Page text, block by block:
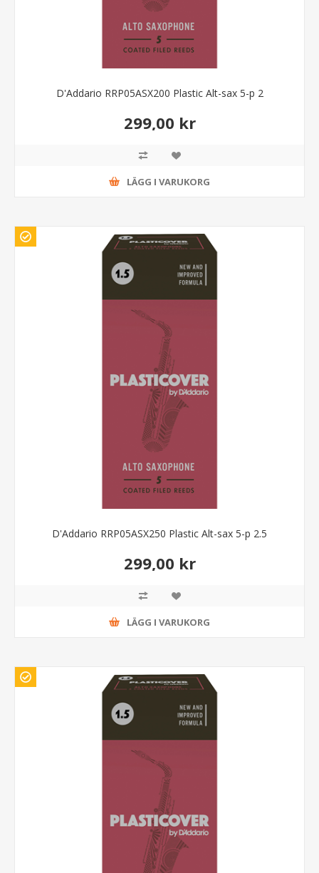
D'Addario RRP05ASX200 Plastic Alt-sax 5-p 2
299,00 kr
LÄGG I VARUKORG
D'Addario RRP05ASX250 Plastic Alt-sax 5-p 2.5
299,00 kr
LÄGG I VARUKORG